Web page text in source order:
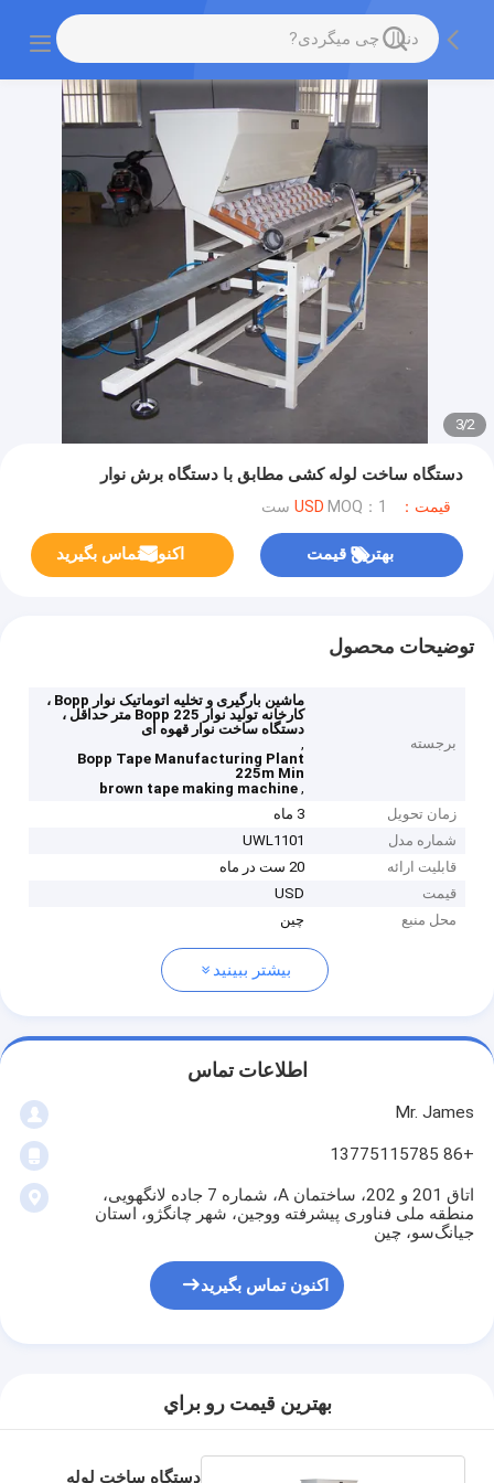
2
/
3
دستگاه ساخت لوله کشی مطابق با دستگاه برش نوار
قیمت：USD MOQ：1 ست
بهترین قیمت اکنون تماس بگیرید
توضیحات محصول
برجسته
ماشین بارگیری و تخلیه اتوماتیک نوار Bopp ،
کارخانه تولید نوار Bopp 225 متر حداقل ،
دستگاه ساخت نوار قهوه ای
,
Bopp Tape Manufacturing Plant
225m Min
,
brown tape making machine
زمان تحویل
3 ماه
شماره مدل
UWL1101
قابلیت ارائه
20 ست در ماه
قیمت
USD
محل منبع
چین
بیشتر ببینید
اطلاعات تماس
Mr. James
+86 13775115785
اتاق 201 و 202، ساختمان A، شماره 7 جاده لانگهویی،
منطقه ملی فناوری پیشرفته ووجین، شهر چانگژو، استان
جیانگ‌سو، چین
اکنون تماس بگیرید
بهترين قيمت رو براي
دستگاه ساخت لوله